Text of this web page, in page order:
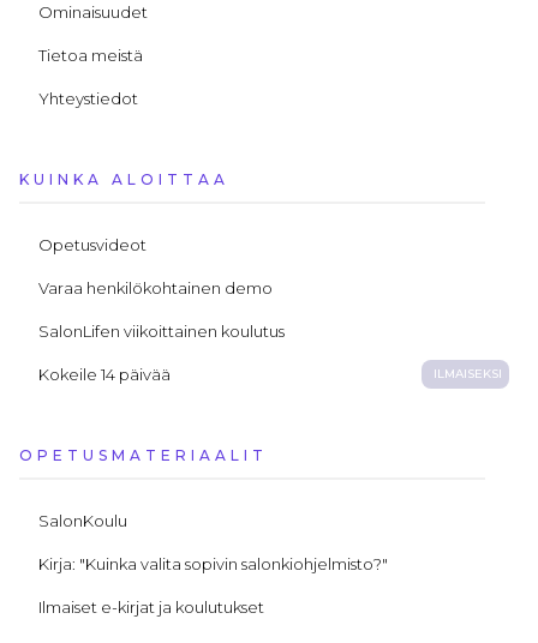
Ominaisuudet
Tietoa meistä
Yhteystiedot
KUINKA ALOITTAA
Opetusvideot
Varaa henkilökohtainen demo
SalonLifen viikoittainen koulutus
Kokeile 14 päivää ILMAISEKSI
OPETUSMATERIAALIT
SalonKoulu
Kirja: "Kuinka valita sopivin salonkiohjelmisto?"
Ilmaiset e-kirjat ja koulutukset